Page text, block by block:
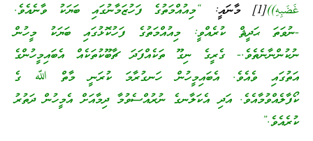
غَضَبِهِ))[1] މާނައީ:
“މިއުއްމަތުގެ ފަހުޒަމާނުގައި ބަޔަކު ވާނެއެވެ.
-ނުވަތަ ޙަދީޘް ކުރެއްވީ: މިއުއްމަތުގެ ފަހުކޮޅުގައި ބަޔަކު މީހުން
ނުކުންނާނެތެވެ.- ގެރީގެ ނިގޫ ތަކެއްފަދަ ޗާބޫކުތަކެއް އެބައިމީހުންގެ
އަތުގައި ވެއެވެ. އެބައިމީހުން ހަނގުރާމަ ކުރަނީ މާތް ﷲ ގެ
ކޯފާލެއްވުމާއެވެ. އަދި އެކަލާނގެ ނުރުއްސެވުމާ ދިމާއަށް އެމީހުން ދަތުރު
ކުރެއެވެ.”